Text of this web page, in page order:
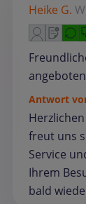
Heike G.
Antwort
freut uns
Service
Ihrem
bald